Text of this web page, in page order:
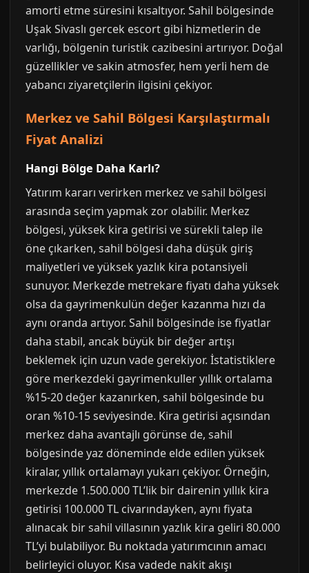
amorti etme süresini kısaltıyor. Sahil bölgesinde
Uşak Sivaslı gercek escort gibi hizmetlerin de
varlığı, bölgenin turistik cazibesini artırıyor. Doğal
güzellikler ve sakin atmosfer, hem yerli hem de
yabancı ziyaretçilerin ilgisini çekiyor.
Merkez ve Sahil Bölgesi Karşılaştırmalı
Fiyat Analizi
Hangi Bölge Daha Karlı?
Yatırım kararı verirken merkez ve sahil bölgesi
arasında seçim yapmak zor olabilir. Merkez
bölgesi, yüksek kira getirisi ve sürekli talep ile
öne çıkarken, sahil bölgesi daha düşük giriş
maliyetleri ve yüksek yazlık kira potansiyeli
sunuyor. Merkezde metrekare fiyatı daha yüksek
olsa da gayrimenkulün değer kazanma hızı da
aynı oranda artıyor. Sahil bölgesinde ise fiyatlar
daha stabil, ancak büyük bir değer artışı
beklemek için uzun vade gerekiyor. İstatistiklere
göre merkezdeki gayrimenkuller yıllık ortalama
%15-20 değer kazanırken, sahil bölgesinde bu
oran %10-15 seviyesinde. Kira getirisi açısından
merkez daha avantajlı görünse de, sahil
bölgesinde yaz döneminde elde edilen yüksek
kiralar, yıllık ortalamayı yukarı çekiyor. Örneğin,
merkezde 1.500.000 TL’lik bir dairenin yıllık kira
getirisi 100.000 TL civarındayken, aynı fiyata
alınacak bir sahil villasının yazlık kira geliri 80.000
TL’yi bulabiliyor. Bu noktada yatırımcının amacı
belirleyici oluyor. Kısa vadede nakit akışı